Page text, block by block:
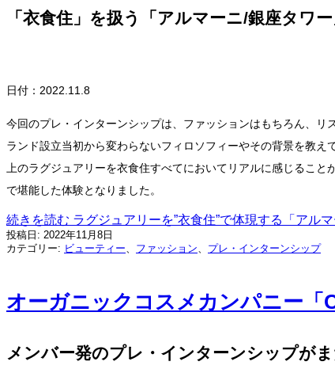
「衣食住」を扱う「アルマーニ/銀座タワ
日付：2022.11.8
今回のプレ・インターンシップは、ファッションはもちろん、
ランド設立当初から変わらないフィロソフィーやその背景を教
上のラグジュアリーを衣食住すべてにおいてリアルに感じるこ
で堪能した体験となりました。
続きを読む ラグジュアリーを”衣食住”で体現する「アル
投稿日: 2022年11月8日
カテゴリー: ビューティー、 ファッション、 プレ・インターンシップ
オーガニックコスメカンパニー「
メンバー発のプレ・インターンシップが